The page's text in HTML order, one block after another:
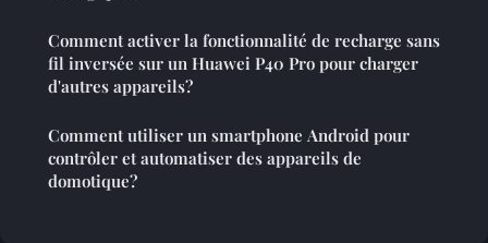
Comment activer la fonctionnalité de recharge sans
fil inversée sur un Huawei P40 Pro pour charger
d'autres appareils?
Comment utiliser un smartphone Android pour
contrôler et automatiser des appareils de
domotique?